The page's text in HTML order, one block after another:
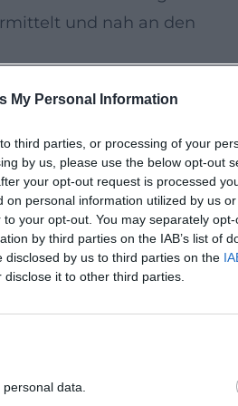
My Personal Information
third parties, or processing of your
by us, please use the below opt-out
your opt-out request is processed
personal information utilized by us
your opt-out. You may separately
by third parties on the IAB’s list of
by us to third parties on the
it to other third parties.
data.
und nah an den
In den Gewölben des
Dazu gibt es
aus
mit starkem
Dr. Ulrike Albert und
mit einer nahbaren,
findet hier ein stark